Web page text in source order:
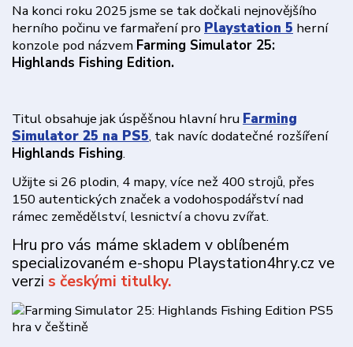
Na konci roku 2025 jsme se tak dočkali nejnovějšího
herního počinu ve farmaření pro Playstation 5 herní
konzole pod názvem Farming Simulator 25:
Highlands Fishing Edition.
Titul obsahuje jak úspěšnou hlavní hru Farming
Simulator 25 na PS5, tak navíc dodatečné rozšíření
Highlands Fishing.
Užijte si 26 plodin, 4 mapy, více než 400 strojů, přes
150 autentických značek a vodohospodářství nad
rámec zemědělství, lesnictví a chovu zvířat.
Hru pro vás máme skladem v oblíbeném
specializovaném e-shopu Playstation4hry.cz ve
verzi s českými titulky.